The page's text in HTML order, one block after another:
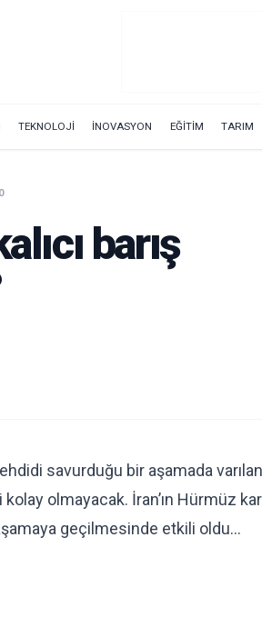
TEKNOLOJİ İNOVASYON EĞİTİM TARIM
barış
savurduğu bir aşamada
olmayacak. İran’ın Hürmüz
aşamaya geçilmesinde etkili oldu…